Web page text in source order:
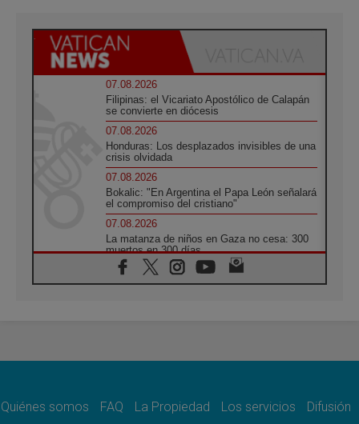
07.08.2026
Filipinas: el Vicariato Apostólico de Calapán
se convierte en diócesis
07.08.2026
Honduras: Los desplazados invisibles de una
crisis olvidada
07.08.2026
Bokalic: "En Argentina el Papa León señalará
el compromiso del cristiano"
07.08.2026
La matanza de niños en Gaza no cesa: 300
muertos en 300 días
07.08.2026
Tagle: La guerra desfigura el mundo, solo la
como misión al servicio del Evangelio
Quiénes somos FAQ La Propiedad Los servicios Difusión